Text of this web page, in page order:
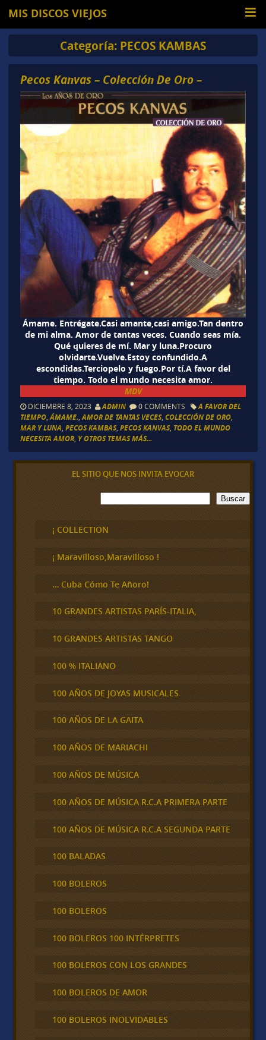
MIS DISCOS VIEJOS
Categoría: PECOS KAMBAS
Pecos Kanvas – Colección De Oro –
Ámame. Entrégate.Casi amante,casi amigo.Tan dentro
de mi alma. Amor de tantas veces. Cuando seas mía.
Qué quieres de mí. Mar y luna.Procuro
olvidarte.Vuelve.Estoy confundido.A
escondidas.Terciopelo y fuego.Por tí.A favor del
tiempo. Todo el mundo necesita amor.
MDV
DICIEMBRE 8, 2023 ADMIN 0 COMMENTS
A FAVOR DEL
TIEMPO,ÁMAME.,AMOR DE TANTAS VECES, COLECCIÓN DE ORO,
MAR Y LUNA, PECOS KAMBAS, PECOS KANVAS, TODO EL MUNDO
NECESITA AMOR, Y OTROS TEMAS MÁS...
EL SITIO QUE NOS INVITA EVOCAR
B
u
c
a
Buscar
¡ COLLECTION
¡ Maravilloso,Maravilloso !
… Cuba Cómo Te Añoro!
10 GRANDES ARTISTAS PARÍS-ITALIA,
10 GRANDES ARTISTAS TANGO
100 % ITALIANO
100 AÑOS DE JOYAS MUSICALES
100 AÑOS DE LA GAITA
100 AÑOS DE MARIACHI
100 AÑOS DE MÚSICA
100 AÑOS DE MÚSICA R.C.A PRIMERA PARTE
100 AÑOS DE MÚSICA R.C.A SEGUNDA PARTE
100 BALADAS
100 BOLEROS
100 BOLEROS
100 BOLEROS 100 INTÉRPRETES
100 BOLEROS CON LOS GRANDES
100 BOLEROS DE AMOR
100 BOLEROS INOLVIDABLES